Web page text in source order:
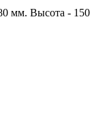
мм. Высота - 150